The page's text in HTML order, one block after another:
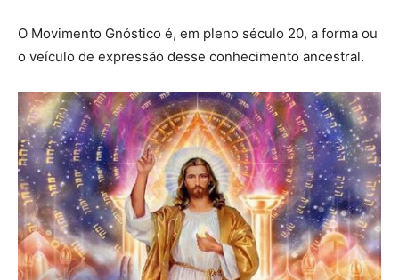
O Movimento Gnóstico é, em pleno século 20, a forma ou
o veículo de expressão desse conhecimento ancestral.